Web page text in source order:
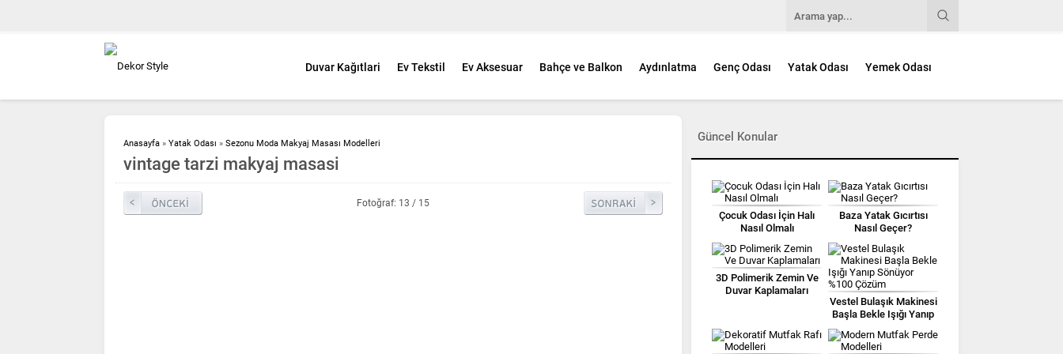
Duvar Kağıtlari Ev Tekstil Ev Aksesuar Bahçe ve Balkon Aydınlatma Genç Odası Yatak Odası Yemek Odası
Anasayfa » Yatak Odası » Sezonu Moda Makyaj Masası Modelleri
vintage tarzi makyaj masasi
Fotoğraf: 13 / 15
Güncel Konular
Çocuk Odası İçin Halı
Nasıl Olmalı
Baza Yatak Gıcırtısı
Nasıl Geçer?
3D Polimerik Zemin Ve
Duvar Kaplamaları
Vestel Bulaşık Makinesi
Başla Bekle Işığı Yanıp
Sönüyor %100 Çözüm